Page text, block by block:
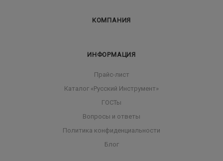
КОМПАНИЯ
ИНФОРМАЦИЯ
Прайс-лист
Каталог «Русский Инструмент»
ГОСТы
Вопросы и ответы
Политика конфиденциальности
Блог